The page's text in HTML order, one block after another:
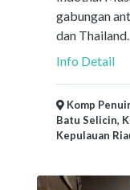
gabungan
dan Thailand.
Info Detail
Komp
Batu Selicin,
Kepulauan